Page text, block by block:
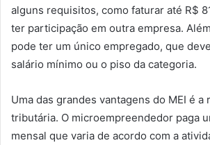
alguns requisitos, como faturar até R$
ter participação em outra empresa.
pode ter um único empregado, que
salário mínimo ou o piso da categoria.
Uma das grandes vantagens do MEI é a
tributária. O microempreendedor paga
mensal que varia de acordo com a